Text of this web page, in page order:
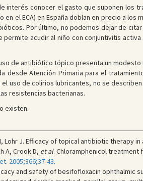
interés conocer el gasto que suponen los
el ECA) en España doblan en precio a
Por último, no podemos dejar de
acudir al niño con conjuntivitis
de antibiótico tópico presenta un
desde Atención Primaria para el
uso de colirios lubricantes, no se
resistencias bacterianas.
existen.
Lohr J. Efficacy of topical antibiotic therapy
A, Crook D, et al. Chloramphenicol treatment
2005;366;37-43.
and safety of besifofloxacin